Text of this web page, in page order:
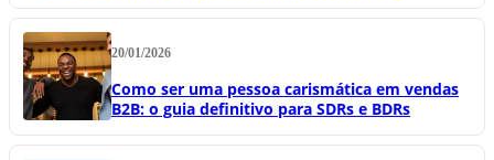
20/01/2026
Como ser uma pessoa carismática em vendas
B2B: o guia definitivo para SDRs e BDRs